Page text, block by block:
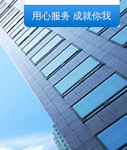
用心服务 成就你我